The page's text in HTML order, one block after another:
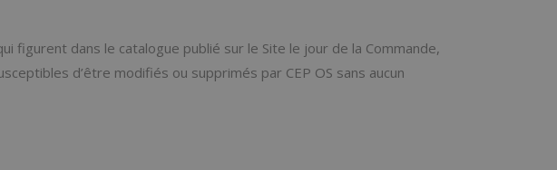
dans le catalogue publié sur le Site le jour de la Commande,
d’être modifiés ou supprimés par CEP OS sans aucun